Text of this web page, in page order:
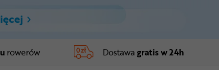
rowerów Dostawa gratis w 24h